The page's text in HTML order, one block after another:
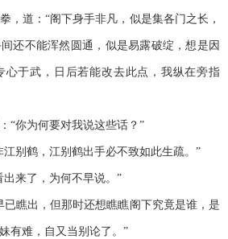
，道：“阁下身手非凡，似是集各门之长，
还不能浑然圆通，似是易露破绽，想是因
心于武，日后若能改去此点，我纵在旁指
你为何要对我说这些话？”
别鹤，江别鹤出手必不致如此生疏。”
来了，为何不早说。”
瞧出，但那时还想瞧瞧阁下究竟是谁，是
有难，自又当别论了。”